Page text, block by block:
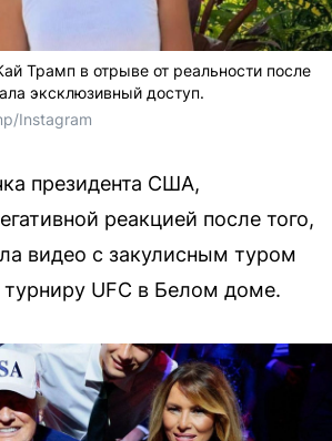
Трамп в отрыве от реальности после
эксклюзивный доступ.
Instagram
президента США,
реакцией после того,
видео с закулисным туром
турниру UFC в Белом доме.